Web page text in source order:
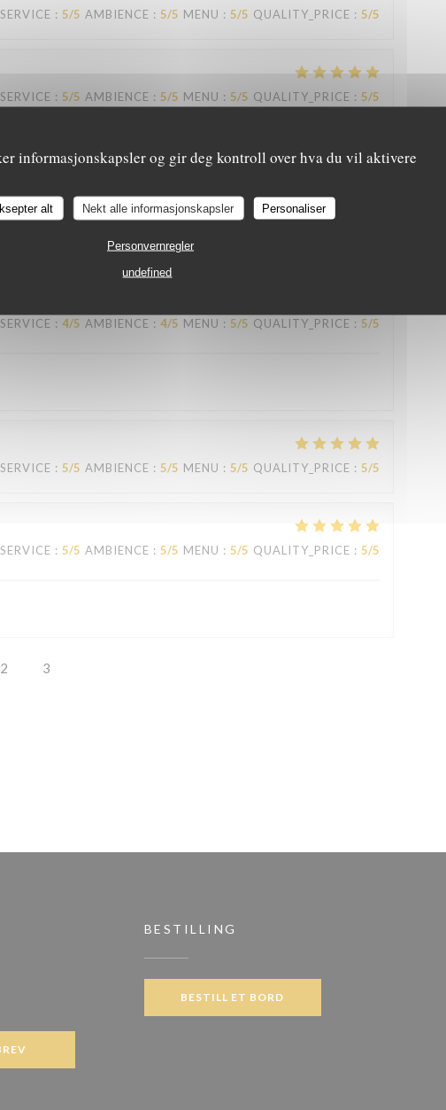
informasjonskapsler og gir deg kontroll over hva du vil aktivere
alt Nekt alle informasjonskapsler Personaliser
Personvernregler
undefined
SERVICE : 5/5 AMBIENCE : 5/5 MENU : 5/5 QUALITY_PRICE : 5/5
SERVICE : 5/5 AMBIENCE : 5/5 MENU : 5/5 QUALITY_PRICE : 5/5
AMBIENCE: 4/5 MENU
SERVICE : 4/5 AMBIENCE : 4/5 MENU : 5/5 QUALITY_PRICE : 5/5
SERVICE : 5/5 AMBIENCE : 5/5 MENU : 5/5 QUALITY_PRICE : 5/5
SERVICE : 5/5 AMBIENCE : 5/5 MENU : 5/5 QUALITY_PRICE : 5/5
2 3
BESTILLING
BESTILL ET BORD
Le Sale Gosse